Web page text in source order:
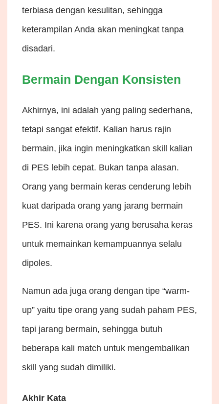
terbiasa dengan kesulitan, sehingga
keterampilan Anda akan meningkat tanpa
disadari.
Bermain Dengan Konsisten
Akhirnya, ini adalah yang paling sederhana,
tetapi sangat efektif. Kalian harus rajin
bermain, jika ingin meningkatkan skill kalian
di PES lebih cepat. Bukan tanpa alasan.
Orang yang bermain keras cenderung lebih
kuat daripada orang yang jarang bermain
PES. Ini karena orang yang berusaha keras
untuk memainkan kemampuannya selalu
dipoles.
Namun ada juga orang dengan tipe “warm-
up” yaitu tipe orang yang sudah paham PES,
tapi jarang bermain, sehingga butuh
beberapa kali match untuk mengembalikan
skill yang sudah dimiliki.
Akhir Kata